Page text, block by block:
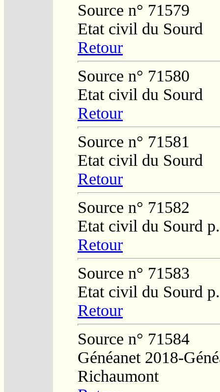
Source n° 71579
Etat civil du Sourd
Retour
Source n° 71580
Etat civil du Sourd
Retour
Source n° 71581
Etat civil du Sourd
Retour
Source n° 71582
Etat civil du Sourd
Retour
Source n° 71583
Etat civil du Sourd
Retour
Source n° 71584
Généanet 2018-
Richaumont